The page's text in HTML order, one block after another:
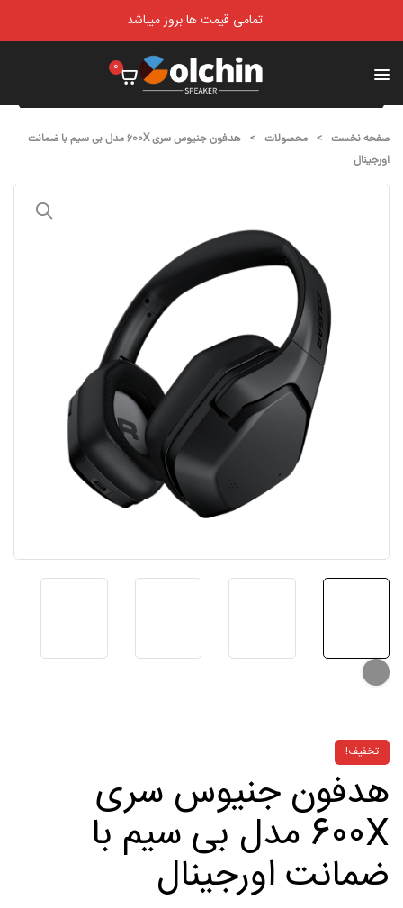
تمامی قیمت ها بروز میباشد
۰
صفحه نخست > محصولات >
هدفون جنیوس سری 600X مدل بی سیم با ضمانت
اورجینال
تخفیف!
هدفون جنیوس سری
600X مدل بی سیم با
ضمانت اورجینال